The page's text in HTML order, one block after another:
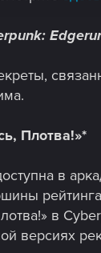
Плотва!»*
в
в
версиях